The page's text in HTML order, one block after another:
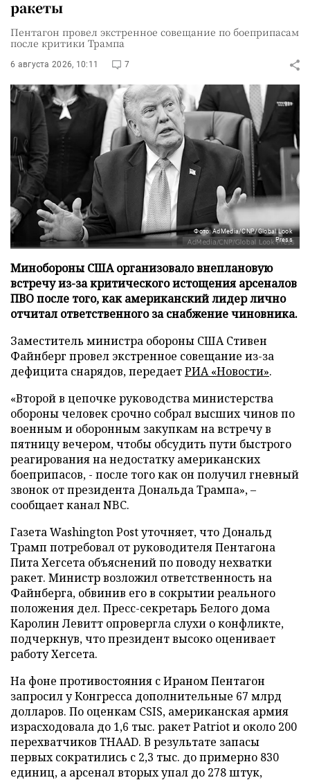
ракеты
Пентагон провел экстренное совещание по боеприпасам
после критики Трампа
6 августа 2026, 10:11 7
Фото: AdMedia/CNP/Global Look
Press
Минобороны США организовало внеплановую
встречу из-за критического истощения арсеналов
ПВО после того, как американский лидер лично
отчитал ответственного за снабжение чиновника.
Заместитель министра обороны США Стивен
Файнберг провел экстренное совещание из-за
дефицита снарядов, передаетРИА «Новости».
«Второй в цепочке руководства министерства
обороны человек срочно собрал высших чинов по
военным и оборонным закупкам на встречу в
пятницу вечером, чтобы обсудить пути быстрого
реагирования на недостатку американских
боеприпасов, - после того как он получил гневный
звонок от президента Дональда Трампа», –
сообщает канал NBC.
Газета Washington Post уточняет, что Дональд
Трамп потребовал от руководителя Пентагона
Пита Хегсета объяснений по поводу нехватки
ракет. Министр возложил ответственность на
Файнберга, обвинив его в сокрытии реального
положения дел. Пресс-секретарь Белого дома
Каролин Левитт опровергла слухи о конфликте,
подчеркнув, что президент высоко оценивает
работу Хегсета.
На фоне противостояния с Ираном Пентагон
запросил у Конгресса дополнительные 67 млрд
долларов. По оценкам CSIS, американская армия
израсходовала до 1,6 тыс. ракет Patriot и около 200
перехватчиков THAAD. В результате запасы
первых сократились с 2,3 тыс. до примерно 830
единиц, а арсенал вторых упал до 278 штук,